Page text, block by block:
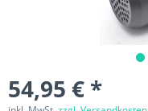
54,95 € *